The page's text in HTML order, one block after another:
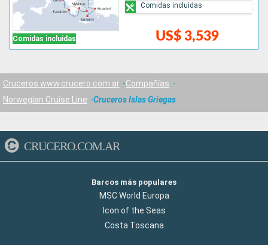
Comidas incluidas US$ 3,539
Comidas incluidas
Cruceros www.crucero.com.ar
Compañías
Norwegian Cruise Line
Cruceros Islas Griegas
CRUCERO.COM.AR
Barcos más populares
MSC World Europa
Icon of the Seas
Costa Toscana